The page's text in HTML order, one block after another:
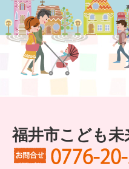
福井市こども